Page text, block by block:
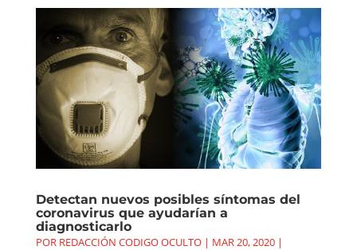
Detectan nuevos posibles síntomas del
coronavirus que ayudarían a
diagnosticarlo
POR REDACCIÓN CODIGO OCULTO| MAR 20, 2020|